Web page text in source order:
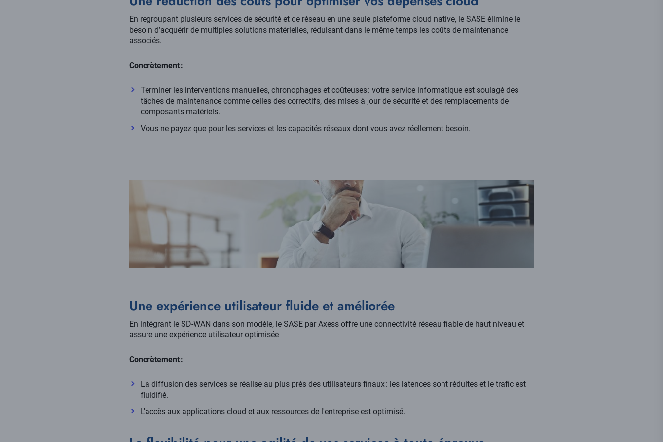
En regroupant plusieurs services de sécurité et de réseau en une seule plateforme cloud native, le SASE élimine le
besoin d’acquérir de multiples solutions matérielles, réduisant dans le même temps les coûts de maintenance
associés.
Concrètement :
Terminer les interventions manuelles, chronophages et coûteuses : votre service informatique est soulagé des
tâches de maintenance comme celles des correctifs, des mises à jour de sécurité et des remplacements de
composants matériels.
Vous ne payez que pour les services et les capacités réseaux dont vous avez réellement besoin.
Une expérience utilisateur fluide et améliorée
En intégrant le SD-WAN dans son modèle, le SASE par Axess offre une connectivité réseau fiable de haut niveau et
assure une expérience utilisateur optimisée
Concrètement :
La diffusion des services se réalise au plus près des utilisateurs finaux : les latences sont réduites et le trafic est
fluidifié.
L'accès aux applications cloud et aux ressources de l'entreprise est optimisé.